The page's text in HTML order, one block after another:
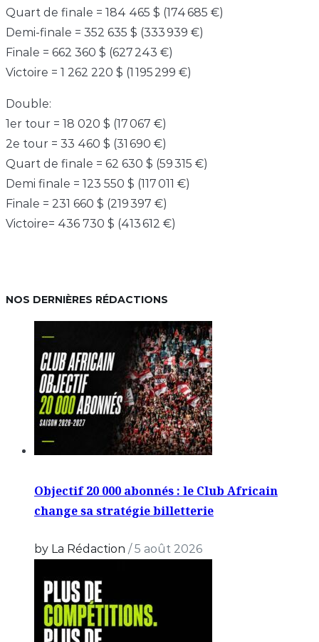
Quart de finale = 184 465 $ (174 685 €)
Demi-finale = 352 635 $ (333 939 €)
Finale = 662 360 $ (627 243 €)
Victoire = 1 262 220 $ (1 195 299 €)
Double:
1er tour = 18 020 $ (17 067 €)
2e tour = 33 460 $ (31 690 €)
Quart de finale = 62 630 $ (59 315 €)
Demi finale = 123 550 $ (117 011 €)
Finale = 231 660 $ (219 397 €)
Victoire= 436 730 $ (413 612 €)
NOS DERNIÈRES RÉDACTIONS
Objectif 20 000 abonnés : le Club Africain
change sa stratégie billetterie
by La Rédaction / 5 août 2026